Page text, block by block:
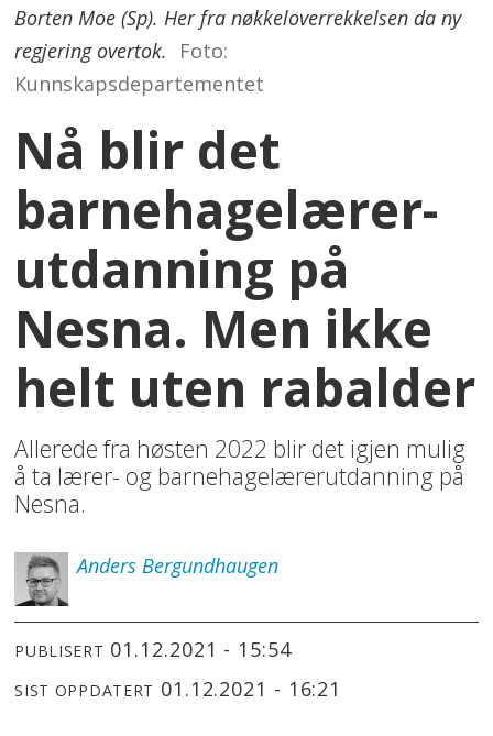
Borten Moe (Sp). Her fra nøkkeloverrekkelsen da ny
regjering overtok.
Foto:
Kunnskapsdepartementet
Nå blir det
barnehagelærer-
utdanning på
Nesna. Men ikke
helt uten rabalder
Allerede fra høsten 2022 blir det igjen mulig
å ta lærer- og barnehagelærerutdanning på
Nesna.
Anders Bergundhaugen
PUBLISERT 01.12.2021 - 15:54
SIST OPPDATERT 01.12.2021 - 16:21